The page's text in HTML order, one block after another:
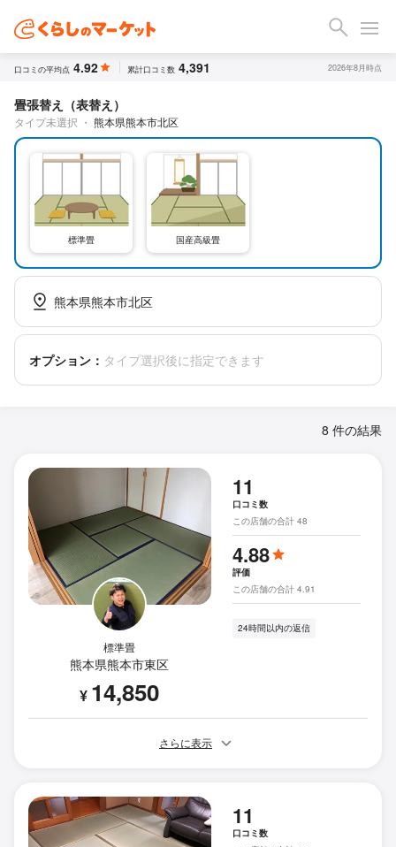
口コミの平均点 4.92 累計口コミ数 4,391 2026年8月時点
畳張替え（表替え）
タイプ未選択 ・ 熊本県熊本市北区
標準畳 国産高級畳
熊本県熊本市北区
オプション： タイプ選択後に指定できます
8 件の結果
標準畳
熊本県熊本市東区
¥ 14,850
11
口コミ数
この店舗の合計 48
4.88
評価
この店舗の合計 4.91
24時間以内の返信
さらに表示
11
口コミ数